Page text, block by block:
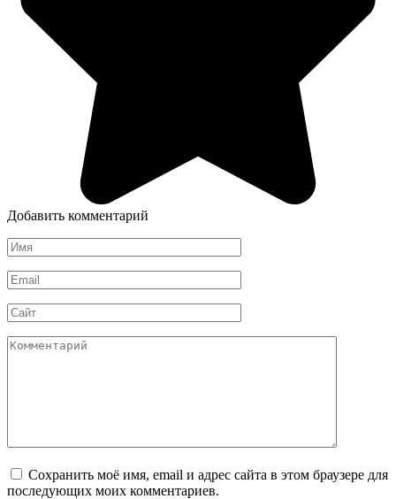
Добавить комментарий
Имя
*
Email
*
Сайт
Комментарий
Сохранить моё имя, email и адрес сайта в этом браузере для
последующих моих комментариев.